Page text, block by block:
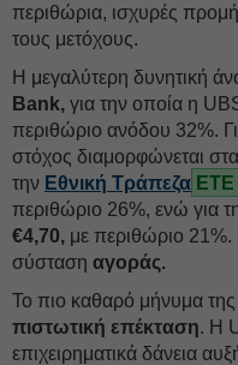
περιθώρια, ισχυρές
τους μετόχους.
Η μεγαλύτερη δυνητική
Bank, για την οποία η
περιθώριο ανόδου 32%.
στόχος διαμορφώνεται στα
την Εθνική Τράπεζα ΕΤΕ
περιθώριο 26%, ενώ για
€4,70, με περιθώριο 21%.
σύσταση αγοράς.
Το πιο καθαρό μήνυμα της
πιστωτική επέκταση. Η
επιχειρηματικά δάνεια